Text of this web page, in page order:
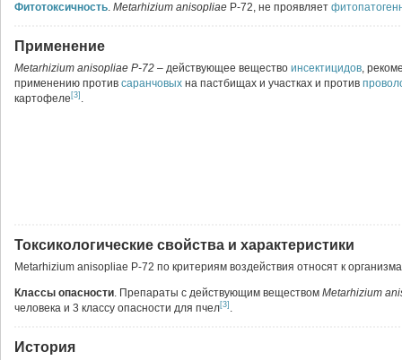
Фитотоксичность. Metarhizium anisopliae Р-72, не проявляет
Применение
Metarhizium anisopliae Р-72 – действующее вещество инсектицидов,
применению против саранчовых на пастбищах и участках и против
картофеле [3] .
Токсикологические свойства и характеристики
Metarhizium anisopliae Р-72 по критериям воздействия относят к
Классы опасности. Препараты с действующим веществом Metarhizium
человека и 3 классу опасности для пчел[3] .
История